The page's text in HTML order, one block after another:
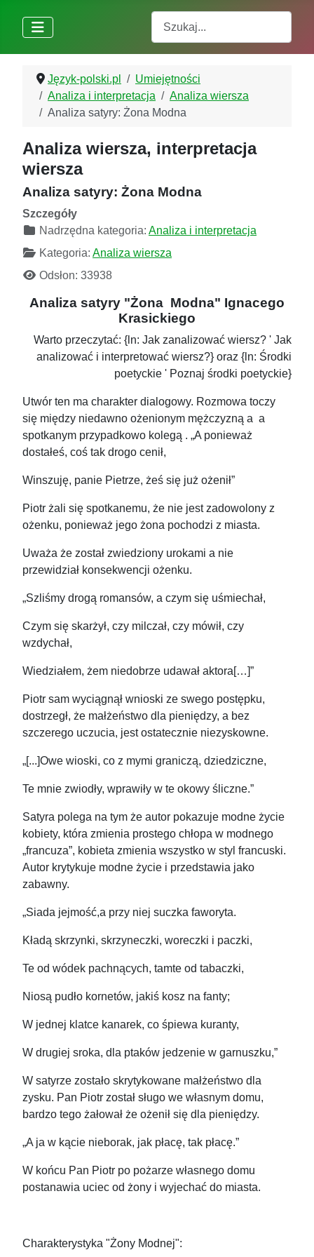
Język-polski.pl
Umiejętności
Analiza i interpretacja
Analiza wiersza
Analiza satyry: Żona Modna
Analiza wiersza, interpretacja
wiersza
Analiza satyry: Żona Modna
Szczegóły
Nadrzędna kategoria: Analiza i interpretacja
Kategoria: Analiza wiersza
Odsłon: 33938
Analiza satyry "Żona Modna" Ignacego
Krasickiego
Warto przeczytać: {ln: Jak zanalizować wiersz? ' Jak
analizować i interpretować wiersz?} oraz {ln: Środki
poetyckie ' Poznaj środki poetyckie}
Utwór ten ma charakter dialogowy. Rozmowa toczy
się między niedawno ożenionym mężczyzną a a
spotkanym przypadkowo kolegą . „A ponieważ
dostałeś, coś tak drogo cenił,
Winszuję, panie Pietrze, żeś się już ożenił”
Piotr żali się spotkanemu, że nie jest zadowolony z
ożenku, ponieważ jego żona pochodzi z miasta.
Uważa że został zwiedziony urokami a nie
przewidział konsekwencji ożenku.
„Szliśmy drogą romansów, a czym się uśmiechał,
Czym się skarżył, czy milczał, czy mówił, czy
wzdychał,
Wiedziałem, żem niedobrze udawał aktora[…]”
Piotr sam wyciągnął wnioski ze swego postępku,
dostrzegł, że małżeństwo dla pieniędzy, a bez
szczerego uczucia, jest ostatecznie niezyskowne.
„[...]Owe wioski, co z mymi graniczą, dziedziczne,
Te mnie zwiodły, wprawiły w te okowy śliczne.”
Satyra polega na tym że autor pokazuje modne życie
kobiety, która zmienia prostego chłopa w modnego
„francuza”, kobieta zmienia wszystko w styl francuski.
Autor krytykuje modne życie i przedstawia jako
zabawny.
„Siada jejmość,a przy niej suczka faworyta.
Kładą skrzynki, skrzyneczki, woreczki i paczki,
Te od wódek pachnących, tamte od tabaczki,
Niosą pudło kornetów, jakiś kosz na fanty;
W jednej klatce kanarek, co śpiewa kuranty,
W drugiej sroka, dla ptaków jedzenie w garnuszku,”
W satyrze zostało skrytykowane małżeństwo dla
zysku. Pan Piotr został sługo we własnym domu,
bardzo tego żałował że ożenił się dla pieniędzy.
„A ja w kącie nieborak, jak płacę, tak płacę.”
W końcu Pan Piotr po pożarze własnego domu
postanawia uciec od żony i wyjechać do miasta.
Charakterystyka "Żony Modnej":